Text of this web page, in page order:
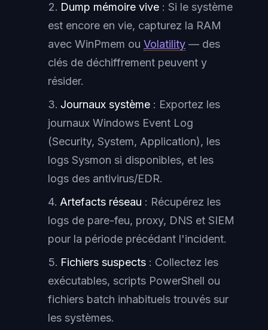
Dump mémoire vive : Si le système
est encore en vie, capturez la RAM
avec WinPmem ou Volatility — des
clés de déchiffrement peuvent y
résider.
Journaux système : Exportez les
journaux Windows Event Log
(Security, System, Application), les
logs Sysmon si disponibles, et les
logs des antivirus/EDR.
Artefacts réseau : Récupérez les
logs de pare-feu, proxy, DNS et SIEM
pour la période précédant l'incident.
Fichiers suspects : Collectez les
exécutables, scripts PowerShell ou
fichiers batch inhabituels trouvés sur
les systèmes.